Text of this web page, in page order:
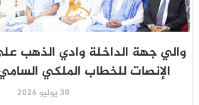
والي جهة الداخلة وادي الذهب
الإنصات للخطاب الملكي
30 يوليو 2026